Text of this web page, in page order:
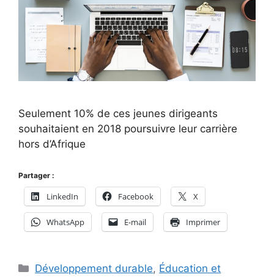
Seulement 10% de ces jeunes dirigeants
souhaitaient en 2018 poursuivre leur carrière
hors d’Afrique
Partager :
LinkedIn Facebook X
WhatsApp E-mail Imprimer
Catégories
Développement durable, Éducation et